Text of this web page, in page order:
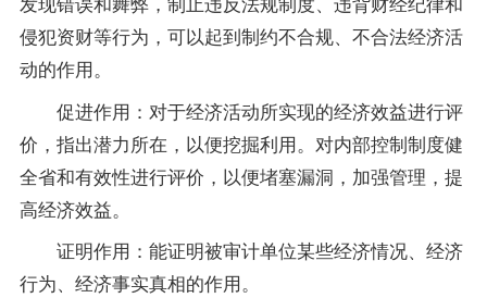
侵犯资财等行为，可以起到制约不合规、不合法经济活
动的作用。
促进作用：对于经济活动所实现的经济效益进行评
价，指出潜力所在，以便挖掘利用。对内部控制制度健
全省和有效性进行评价，以便堵塞漏洞，加强管理，提
高经济效益。
证明作用：能证明被审计单位某些经济情况、经济
行为、经济事实真相的作用。